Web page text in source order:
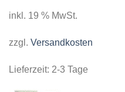
inkl. 19 % MwSt.
zzgl. Versandkosten
Lieferzeit: 2-3 Tage